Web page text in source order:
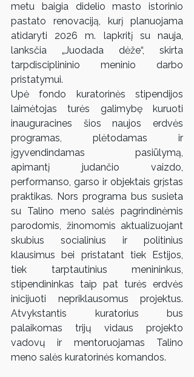
metu baigia didelio masto istorinio
pastato renovaciją, kurį planuojama
atidaryti 2026 m. lapkritį su nauja,
lanksčia „Juodada dėže“, skirta
tarpdisciplininio meninio darbo
pristatymui.
Upė fondo kuratorinės stipendijos
laimėtojas turės galimybę kuruoti
inauguracines šios naujos erdvės
programas, plėtodamas ir
įgyvendindamas pasiūlymą,
apimantį judančio vaizdo,
performanso, garso ir objektais grįstas
praktikas. Nors programa bus susieta
su Talino meno salės pagrindinėmis
parodomis, žinomomis aktualizuojant
skubius socialinius ir politinius
klausimus bei pristatant tiek Estijos,
tiek tarptautinius menininkus,
stipendininkas taip pat turės erdvės
inicijuoti nepriklausomus projektus.
Atvykstantis kuratorius bus
palaikomas trijų vidaus projekto
vadovų ir mentoruojamas Talino
meno salės kuratorinės komandos.